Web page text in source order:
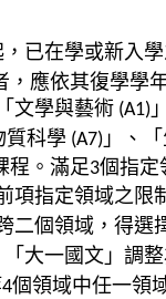
已在學或新入
，應依其復學學
文學與藝術 (A1)
質科學 (A7)」、
程。滿足3個指定
項指定領域之限
二個領域，得選
大一國文」調
4個領域中任一領